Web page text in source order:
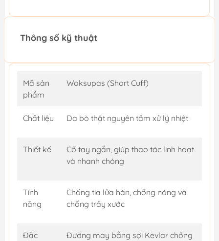
Thông số kỹ thuật
Mã sản
phẩm
Woksupas (Short Cuff)
Chất liệu Da bò thật nguyên tấm xử lý nhiệt
Thiết kế
Cổ tay ngắn, giúp thao tác linh hoạt
và nhanh chóng
Tính
năng
Chống tia lửa hàn, chống nóng và
chống trầy xước
Đặc
Đường may bằng sợi Kevlar chống